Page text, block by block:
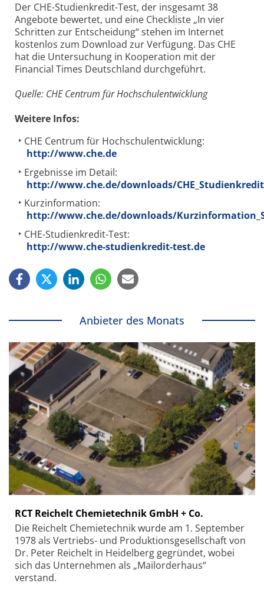
Der CHE-Studienkredit-Test, der insgesamt 38
Angebote bewertet, und eine Checkliste „In vier
Schritten zur Entscheidung“ stehen im Internet
kostenlos zum Download zur Verfügung. Das CHE
hat die Untersuchung in Kooperation mit der
Financial Times Deutschland durchgeführt.
Quelle: CHE Centrum für Hochschulentwicklung
Weitere Infos:
CHE Centrum für Hochschulentwicklung:
http://www.che.de
Ergebnisse im Detail:
http://www.che.de/downloads/
Kurzinformation:
http://www.che.de/downloads/
CHE-Studienkredit-Test:
http://www.che-studienkredit-test.de
Anbieter des Monats
RCT Reichelt Chemietechnik GmbH + Co.
Die Reichelt Chemietechnik wurde am 1. September
1978 als Vertriebs- und Produktionsgesellschaft von
Dr. Peter Reichelt in Heidelberg gegründet, wobei
sich das Unternehmen als „Mailorderhaus“
verstand.